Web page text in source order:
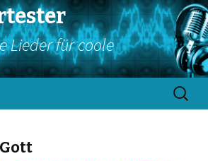
Lieder für coole
Suchen
nach: